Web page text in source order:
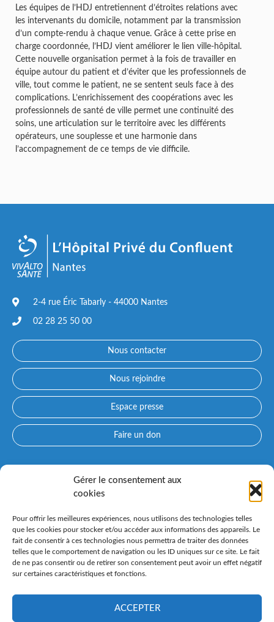
Gérer le consentement aux
cookies
Pour offrir les meilleures expériences, nous utilisons des technologies telles
que les cookies pour stocker et/ou accéder aux informations des appareils. Le
fait de consentir à ces technologies nous permettra de traiter des données
telles que le comportement de navigation ou les ID uniques sur ce site. Le fait
de ne pas consentir ou de retirer son consentement peut avoir un effet négatif
sur certaines caractéristiques et fonctions.
ACCEPTER
Les équipes de l’HDJ entretiennent d’étroites relations avec
les intervenants du domicile, notamment par la transmission
d’un compte-rendu à chaque venue. Grâce à cette prise en
charge coordonnée, l’HDJ vient améliorer le lien ville-hôpital.
Cette nouvelle organisation permet à la fois de travailler en
équipe autour du patient et d’éviter que les professionnels de
ville, tout comme le patient, ne se sentent seuls face à des
complications. L’enrichissement des coopérations avec les
professionnels de santé de ville permet une continuité des
soins, une articulation sur le territoire avec les différents
opérateurs, une souplesse et une harmonie dans
l’accompagnement de ce temps de vie difficile.
2-4 rue Éric Tabarly - 44000 Nantes
02 28 25 50 00
Nous contacter
Nous rejoindre
Espace presse
Faire un don
Qui sommes-nous ?
Prendre rendez-vous avec un médecin
Consultez nos spécialités
Espace patient PARCOURS CONFLUENT et préadmission en
ligne
Nos instituts spécialisés